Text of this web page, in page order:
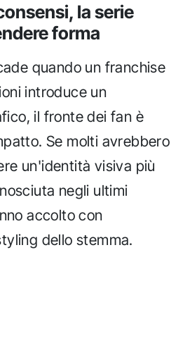
la serie
forma
quando un franchise
introduce un
il fronte dei fan è
Se molti avrebbero
un'identità visiva più
negli ultimi
accolto con
dello stemma.